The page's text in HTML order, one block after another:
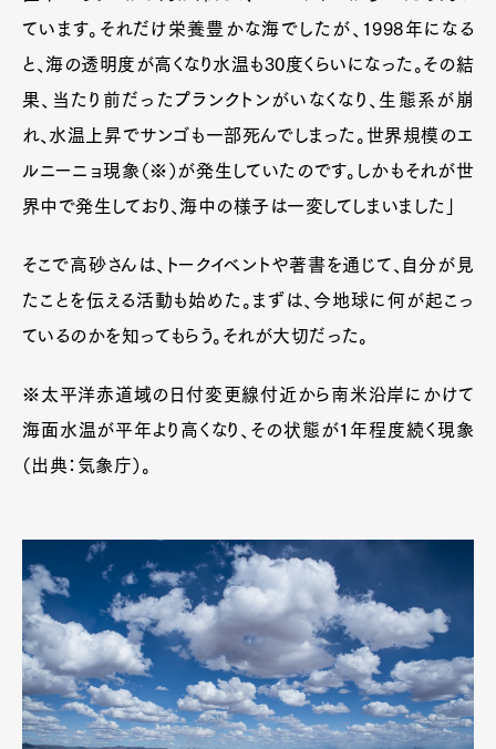
ています。それだけ栄養豊かな海でしたが、1998年になる
と、海の透明度が高くなり水温も30度くらいになった。その結
果、当たり前だったプランクトンがいなくなり、生態系が崩
れ、水温上昇でサンゴも一部死んでしまった。世界規模のエ
ルニーニョ現象（※）が発生していたのです。しかもそれが世
界中で発生しており、海中の様子は一変してしまいました」
そこで高砂さんは、トークイベントや著書を通じて、自分が見
たことを伝える活動も始めた。まずは、今地球に何が起こっ
ているのかを知ってもらう。それが大切だった。
※太平洋赤道域の日付変更線付近から南米沿岸にかけて
海面水温が平年より高くなり、その状態が１年程度続く現象
（出典：気象庁）。